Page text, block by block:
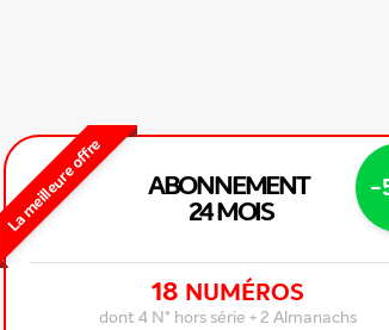
La meilleure offre -
ABONNEMENT
24 MOIS
18 NUMÉROS
dont 4 N° hors série + 2 Almanachs